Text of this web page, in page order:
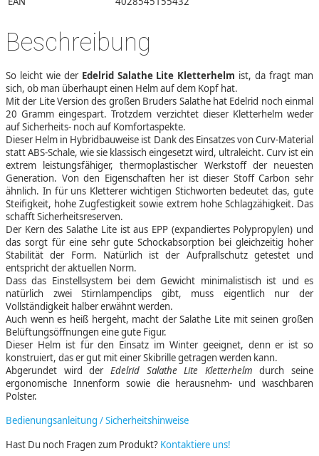
Beschreibung
So leicht wie der Edelrid Salathe Lite Kletterhelm ist, da fragt man
sich, ob man überhaupt einen Helm auf dem Kopf hat.
Mit der Lite Version des großen Bruders Salathe hat Edelrid noch einmal
20 Gramm eingespart. Trotzdem verzichtet dieser Kletterhelm weder
auf Sicherheits- noch auf Komfortaspekte.
Dieser Helm in Hybridbauweise ist Dank des Einsatzes von Curv-Material
statt ABS-Schale, wie sie klassisch eingesetzt wird, ultraleicht. Curv ist ein
extrem leistungsfähiger, thermoplastischer Werkstoff der neuesten
Generation. Von den Eigenschaften her ist dieser Stoff Carbon sehr
ähnlich. In für uns Kletterer wichtigen Stichworten bedeutet das, gute
Steifigkeit, hohe Zugfestigkeit sowie extrem hohe Schlagzähigkeit. Das
schafft Sicherheitsreserven.
Der Kern des Salathe Lite ist aus EPP (expandiertes Polypropylen) und
das sorgt für eine sehr gute Schockabsorption bei gleichzeitig hoher
Stabilität der Form. Natürlich ist der Aufprallschutz getestet und
entspricht der aktuellen Norm.
Dass das Einstellsystem bei dem Gewicht minimalistisch ist und es
natürlich zwei Stirnlampenclips gibt, muss eigentlich nur der
Vollständigkeit halber erwähnt werden.
Auch wenn es heiß hergeht, macht der Salathe Lite mit seinen großen
Belüftungsöffnungen eine gute Figur.
Dieser Helm ist für den Einsatz im Winter geeignet, denn er ist so
konstruiert, das er gut mit einer Skibrille getragen werden kann.
Abgerundet wird der Edelrid Salathe Lite Kletterhelm durch seine
ergonomische Innenform sowie die herausnehm- und waschbaren
Polster.
Bedienungsanleitung / Sicherheitshinweise
Hast Du noch Fragen zum Produkt? Kontaktiere uns!